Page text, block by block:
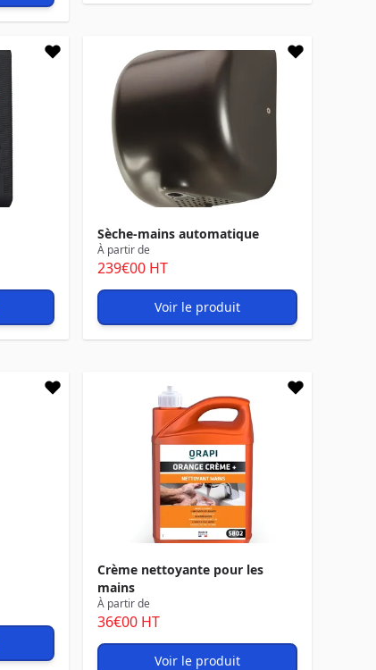
Sèche-mains automatique
À partir de
239€00 HT
Voir le produit
Crème nettoyante pour les
mains
À partir de
36€00 HT
Voir le produit